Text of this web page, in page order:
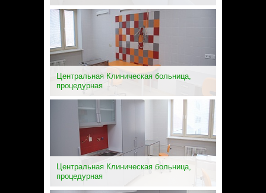
Центральная Клиническая больница,
процедурная
Центральная Клиническая больница,
процедурная